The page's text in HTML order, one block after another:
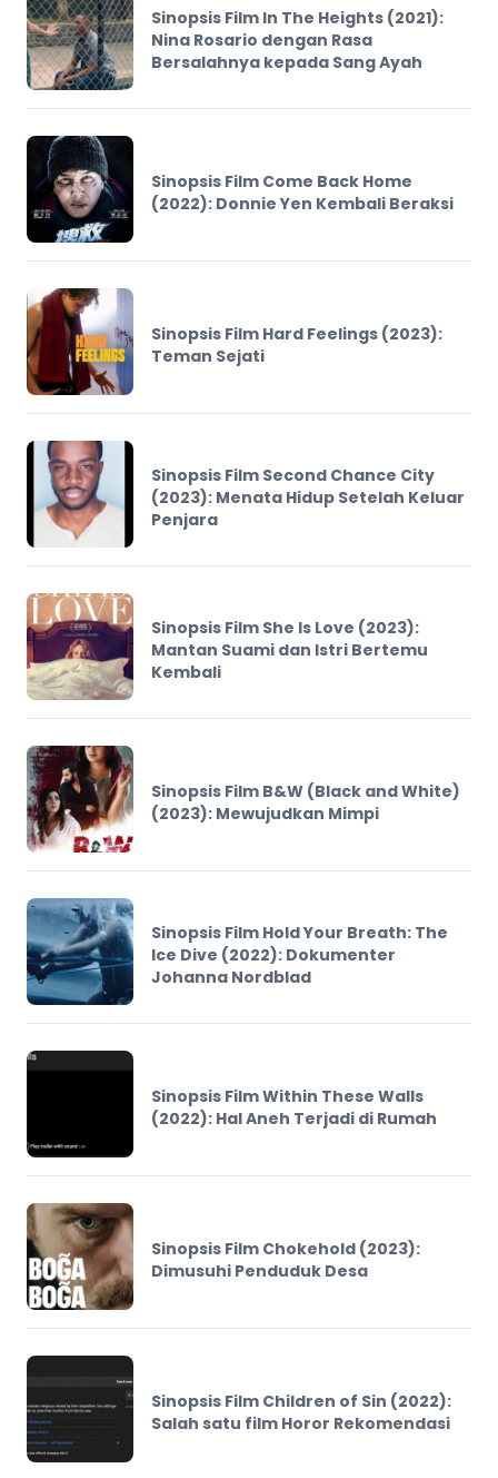
Sinopsis Film In The Heights (2021):
Nina Rosario dengan Rasa
Bersalahnya kepada Sang Ayah
Sinopsis Film Come Back Home
(2022): Donnie Yen Kembali Beraksi
Sinopsis Film Hard Feelings (2023):
Teman Sejati
Sinopsis Film Second Chance City
(2023): Menata Hidup Setelah Keluar
Penjara
Sinopsis Film She Is Love (2023):
Mantan Suami dan Istri Bertemu
Kembali
Sinopsis Film B&W (Black and White)
(2023): Mewujudkan Mimpi
Sinopsis Film Hold Your Breath: The
Ice Dive (2022): Dokumenter
Johanna Nordblad
Sinopsis Film Within These Walls
(2022): Hal Aneh Terjadi di Rumah
Sinopsis Film Chokehold (2023):
Dimusuhi Penduduk Desa
Sinopsis Film Children of Sin (2022):
Salah satu film Horor Rekomendasi